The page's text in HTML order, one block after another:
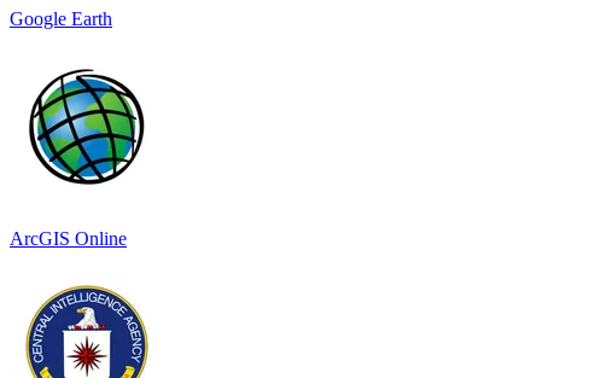
Google Earth
ArcGIS Online